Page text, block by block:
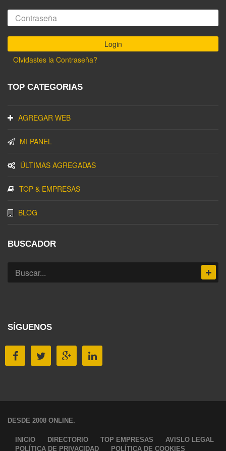
Olvidastes la Contraseña?
TOP CATEGORIAS
AGREGAR WEB
MI PANEL
ÚLTIMAS AGREGADAS
TOP & EMPRESAS
BLOG
BUSCADOR
SÍGUENOS
DESDE 2008 ONLINE.
INICIO DIRECTORIO TOP EMPRESAS
AVISLO LEGAL
POLÍTICA DE PRIVACIDAD
POLÍTICA DE COOKIES